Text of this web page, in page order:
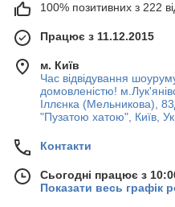
100% позитивних з 222
Працює з 11.12.2015
м. Київ
Час відвідування
домовленістю!
Іллєнка (Мельникова),
"Пузатою хатою", Київ,
Контакти
Сьогодні працює з
Показати весь графік